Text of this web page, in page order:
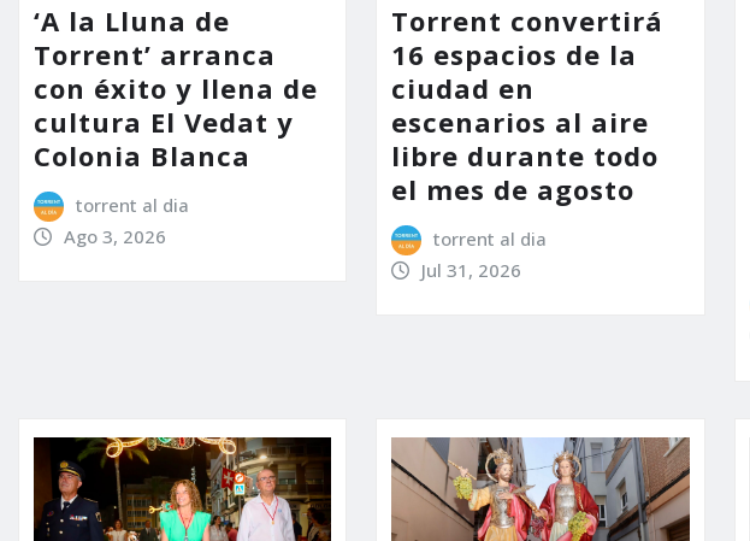
‘A la Lluna de
Torrent’ arranca
con éxito y llena de
cultura El Vedat y
Colonia Blanca
torrent al dia
Ago 3, 2026
Torrent convertirá
16 espacios de la
ciudad en
escenarios al aire
libre durante todo
el mes de agosto
torrent al dia
Jul 31, 2026